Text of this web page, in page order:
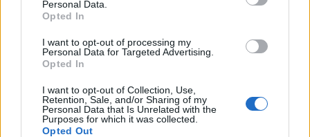
Personal Data.
Opted In
I want to opt-out of processing my
Personal Data for Targeted Advertising.
Opted In
I want to opt-out of Collection, Use,
Retention, Sale, and/or Sharing of my
Personal Data that Is Unrelated with the
Purposes for which it was collected.
Opted Out
2019. június 11.
Még mielőtt mindenki heves anyázásba fogna, és az
NBC-t küldené a picsába, a döntés nem az övék